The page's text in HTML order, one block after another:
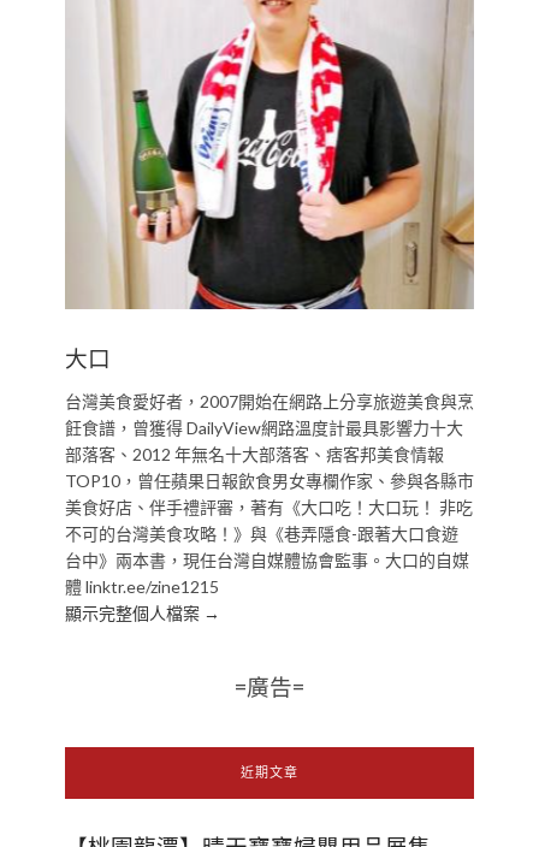
大口
台灣美食愛好者，2007開始在網路上分享旅遊美食與烹
飪食譜，曾獲得 DailyView網路溫度計最具影響力十大
部落客、2012 年無名十大部落客、痞客邦美食情報
TOP10，曾任蘋果日報飲食男女專欄作家、參與各縣市
美食好店、伴手禮評審，著有《大口吃！大口玩！ 非吃
不可的台灣美食攻略！》與《巷弄隱食-跟著大口食遊
台中》兩本書，現任台灣自媒體協會監事。大口的自媒
體 linktr.ee/zine1215
顯示完整個人檔案 →
=廣告=
近期文章